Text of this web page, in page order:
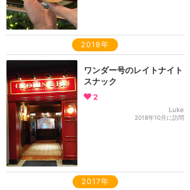
2018年
ワンダー号のレイトナイト
スナック
2
Luke
2018年10月に訪問
2017年